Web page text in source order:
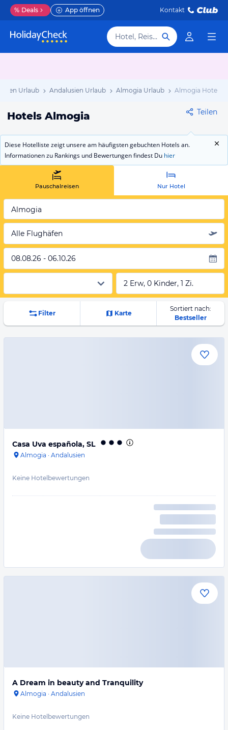
% Deals App öffnen Kontakt
Hotel, Reiseziel
Urlaub Andalusien Urlaub Almogia Urlaub Almogia Hotels
Hotels Almogia Teilen
Diese Hotelliste zeigt unsere am häufigsten gebuchten Hotels an.
Informationen zu Rankings und Bewertungen findest Du hier
Pauschalreisen Nur Hotel
Almogia
Alle Flughäfen
08.08.26 - 06.10.26
2 Erw, 0 Kinder, 1 Zi.
Filter Karte
Sortiert nach:
Bestseller
Casa Uva española, SL
Almogia · Andalusien
Keine Hotelbewertungen
A Dream in beauty and Tranquility
Almogia · Andalusien
Keine Hotelbewertungen